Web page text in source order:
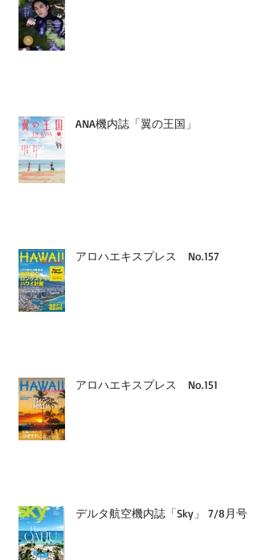
ANA機内誌「翼の王国」
アロハエキスプレス No.157
アロハエキスプレス No.151
デルタ航空機内誌「Sky」 7/8月号